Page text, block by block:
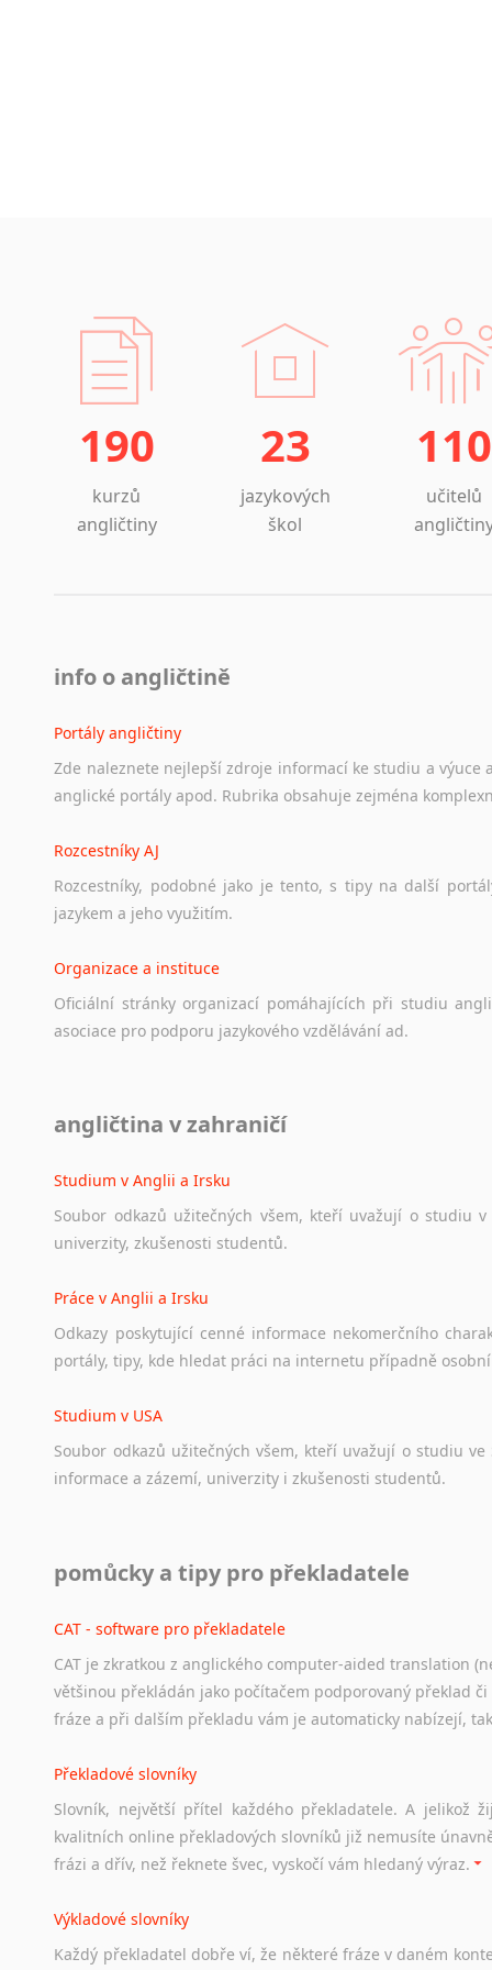
190
kurzů
angličtiny
23
jazykových
škol
110
učitelů
info o angličtině
Portály angličtiny
Zde naleznete nejlepší zdroje informací ke studiu a výuce
anglické portály apod. Rubrika obsahuje zejména
Rozcestníky AJ
Rozcestníky, podobné jako je tento, s tipy na další
jazykem a jeho využitím.
Organizace a instituce
Oficiální stránky organizací pomáhajících při studiu
asociace pro podporu jazykového vzdělávání ad.
Ať už se jedná o česká diskusní
angličtina v zahraničí
Studium v Anglii a Irsku
Soubor odkazů užitečných všem, kteří uvažují o studiu v
univerzity, zkušenosti studentů.
Práce v Anglii a Irsku
Odkazy poskytující cenné informace nekomerčního
portály, tipy, kde hledat práci na internetu případně osobní
Studium v USA
Soubor odkazů užitečných všem, kteří uvažují o studiu ve
informace a zázemí, univerzity i zkušenosti studentů.
Odkazy poskytující cenné informace nekomerčního
Studium v Austrálii
Soubor odkazů užitečných všem, kteří uvažují o studiu v
a zázemí, australské univerzity a samozřejmě i osobní
Práce v Austrálii
Odkazy poskytující cenné informace nekomerčního
hledat práci na internetu případně osobní zkušenosti
Hledáte-li
práci
stejná obecná pravidla, jako pro český životopis. Tak dost
pomůcky a tipy pro překladatele
CAT - software pro překladatele
CAT je zkratkou z anglického computer-aided translation
většinou překládán jako počítačem podporovaný překlad
fráze a při dalším překladu vám je automaticky nabízejí,
Překladové slovníky
Slovník, největší přítel každého překladatele. A jelikož
kvalitních online překladových slovníků již nemusíte
frázi a dřív, než řeknete švec, vyskočí vám hledaný výraz.
Výkladové slovníky
Každý překladatel dobře ví, že některé fráze v daném